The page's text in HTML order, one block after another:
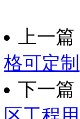
上一篇
格可定制
下一篇